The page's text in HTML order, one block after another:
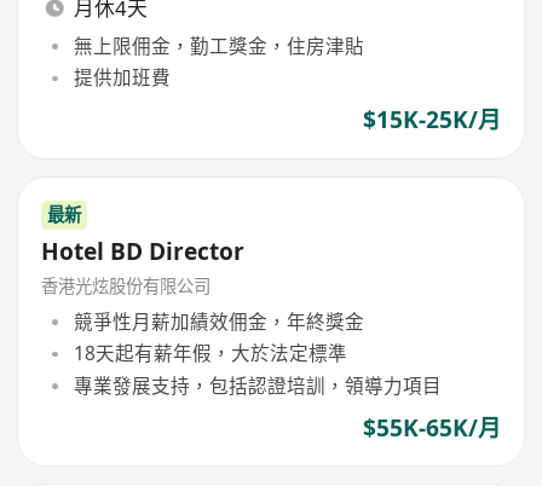
月休4天
無上限佣金，勤工獎金，住房津貼
提供加班費
$15K-25K/月
最新
Hotel BD Director
香港光炫股份有限公司
競爭性月薪加績效佣金，年終獎金
18天起有薪年假，大於法定標準
專業發展支持，包括認證培訓，領導力項目
$55K-65K/月